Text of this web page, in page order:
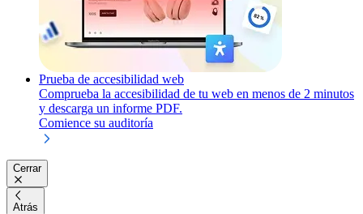
Prueba de accesibilidad web
Comprueba la accesibilidad de tu web en menos de 2 minutos
y descarga un informe PDF.
Comience su auditoría
Cerrar
Atrás